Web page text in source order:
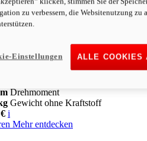
Drehmoment
Gewicht ohne Kraftstoff
i
Drehmoment
Gewicht ohne Kraftstoff
i
Mehr entdecken
zu verbessern, die Websitenutzung zu
ALLE COOKIES
Einstellungen